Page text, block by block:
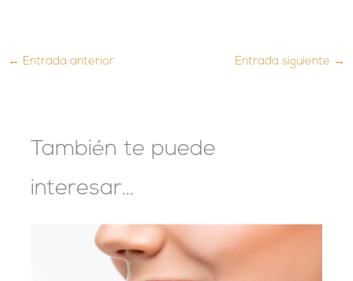
← Entrada anterior Entrada siguiente →
También te puede
interesar...